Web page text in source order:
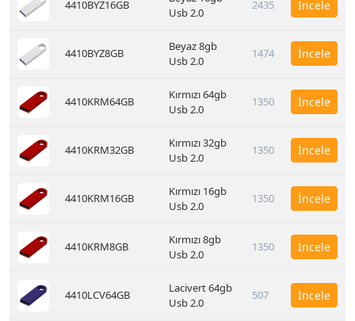
4410BYZ16GB
Usb 2.0
2435 İncele
4410BYZ8GB
Beyaz 8gb
Usb 2.0
1474 İncele
4410KRM64GB
Kırmızı 64gb
Usb 2.0
1350 İncele
4410KRM32GB
Kırmızı 32gb
Usb 2.0
1350 İncele
4410KRM16GB
Kırmızı 16gb
Usb 2.0
1350 İncele
4410KRM8GB
Kırmızı 8gb
Usb 2.0
1350 İncele
4410LCV64GB
Lacivert 64gb
Usb 2.0
507 İncele